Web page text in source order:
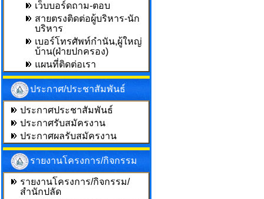
เว็บบอร์ดถาม-ตอบ
สายตรงติดต่อผู้บริหาร-นัก
บริหาร
เบอร์โทรศัพท์กำนัน,ผู้ใหญ่
บ้าน(ฝ่ายปกครอง)
แผนที่ติดต่อเรา
ประกาศ/ประชาสัมพันธ์
ประกาศประชาสัมพันธ์
ประกาศรับสมัครงาน
ประกาศผลรับสมัครงาน
รายงานโครงการ/กิจกรรม
รายงานโครงการ/กิจกรรม/
สำนักปลัด